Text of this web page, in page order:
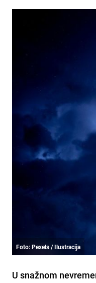
Foto: Pexels / Ilustracija
U snažnom